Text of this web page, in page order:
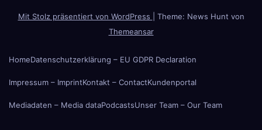
Mit Stolz präsentiert von WordPress
Theme: News Hunt von
Themeansar
HomeDatenschutzerklärung – EU GDPR Declaration
Impressum – ImprintKontakt – ContactKundenportal
Mediadaten – Media dataPodcastsUnser Team – Our Team